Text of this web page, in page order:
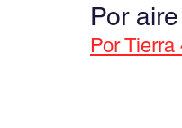
Por aire
Por